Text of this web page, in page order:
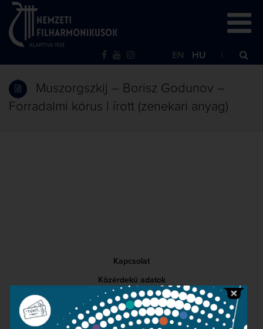
EN HU
Muszorgszkij – Borisz Godunov –
Forradalmi kórus | írott (zenekari anyag)
Kapcsolat
Közérdekű adatok
Sajtószoba
Adatvédelem